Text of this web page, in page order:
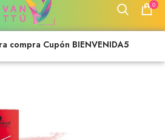
0
compra Cupón BIENVENIDA5